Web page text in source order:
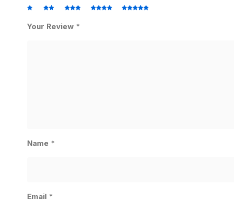
Your Review *
Name *
Email *